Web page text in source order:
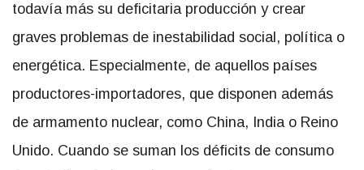
todavía más su deficitaria producción y crear
graves problemas de inestabilidad social, política o
energética. Especialmente, de aquellos países
productores-importadores, que disponen además
de armamento nuclear, como China, India o Reino
Unido. Cuando se suman los déficits de consumo